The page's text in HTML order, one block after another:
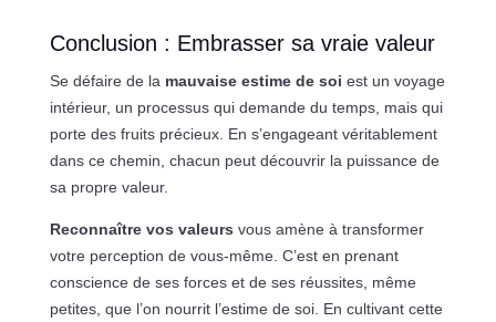
Conclusion : Embrasser sa vraie valeur
Se défaire de la mauvaise estime de soi est un voyage
intérieur, un processus qui demande du temps, mais qui
porte des fruits précieux. En s’engageant véritablement
dans ce chemin, chacun peut découvrir la puissance de
sa propre valeur.
Reconnaître vos valeurs vous amène à transformer
votre perception de vous-même. C’est en prenant
conscience de ses forces et de ses réussites, même
petites, que l’on nourrit l’estime de soi. En cultivant cette